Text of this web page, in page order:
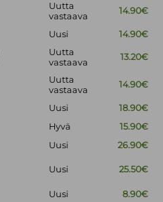
Uutta
vastaava
14.90€
Uusi 14.90€
Uutta
vastaava
13.20€
Uutta
vastaava
14.90€
Uusi
18.90€
Hyvä
15.90€
Uusi
26.90€
Uusi 25.50€
Uusi
8.90€